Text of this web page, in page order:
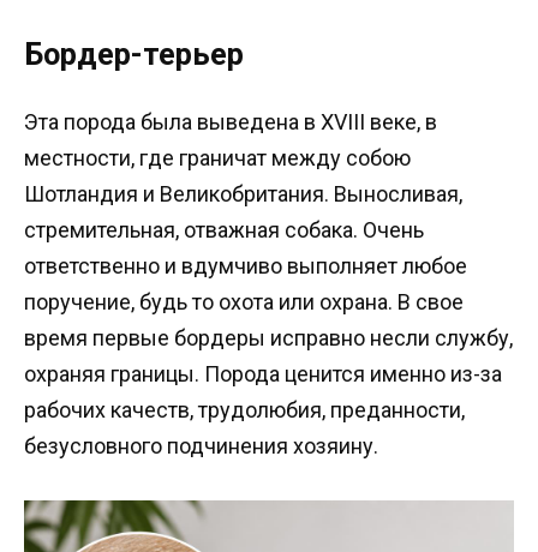
Бордер-терьер
Эта порода была выведена в XVIII веке, в
местности, где граничат между собою
Шотландия и Великобритания. Выносливая,
стремительная, отважная собака. Очень
ответственно и вдумчиво выполняет любое
поручение, будь то охота или охрана. В свое
время первые бордеры исправно несли службу,
охраняя границы. Порода ценится именно из-за
рабочих качеств, трудолюбия, преданности,
безусловного подчинения хозяину.